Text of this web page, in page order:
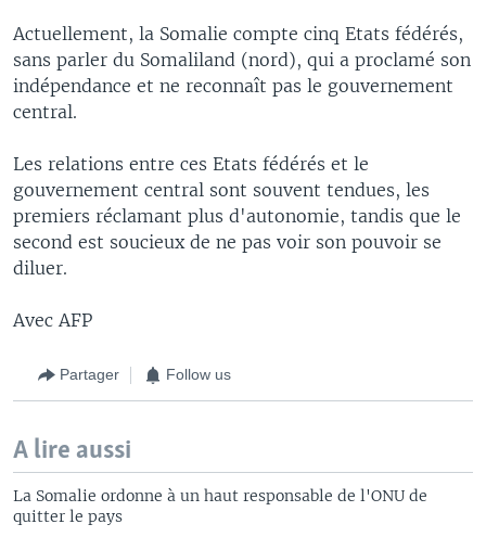
Actuellement, la Somalie compte cinq Etats fédérés,
sans parler du Somaliland (nord), qui a proclamé son
indépendance et ne reconnaît pas le gouvernement
central.
Les relations entre ces Etats fédérés et le
gouvernement central sont souvent tendues, les
premiers réclamant plus d'autonomie, tandis que le
second est soucieux de ne pas voir son pouvoir se
diluer.
Avec AFP
Partager Follow us
A lire aussi
La Somalie ordonne à un haut responsable de l'ONU de
quitter le pays